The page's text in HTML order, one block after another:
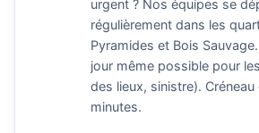
urgent ? Nos équipes se
régulièrement dans les
Pyramides et Bois
jour même possible pour
des lieux, sinistre).
minutes.